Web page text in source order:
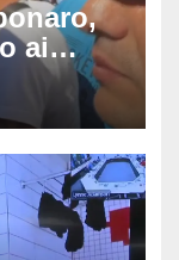
ai
non